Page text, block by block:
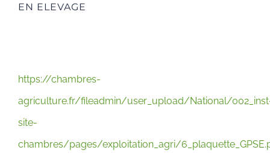
EN ELEVAGE
https://chambres-
agriculture.fr/fileadmin/user_upload/National/
site-
chambres/pages/exploitation_agri/